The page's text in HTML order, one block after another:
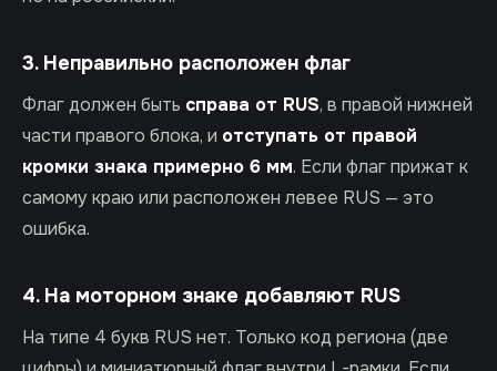
3. Неправильно расположен флаг
Флаг должен быть справа от RUS, в правой нижней
части правого блока, и отступать от правой
кромки знака примерно 6 мм. Если флаг прижат к
самому краю или расположен левее RUS — это
ошибка.
4. На моторном знаке добавляют RUS
На типе 4 букв RUS нет. Только код региона (две